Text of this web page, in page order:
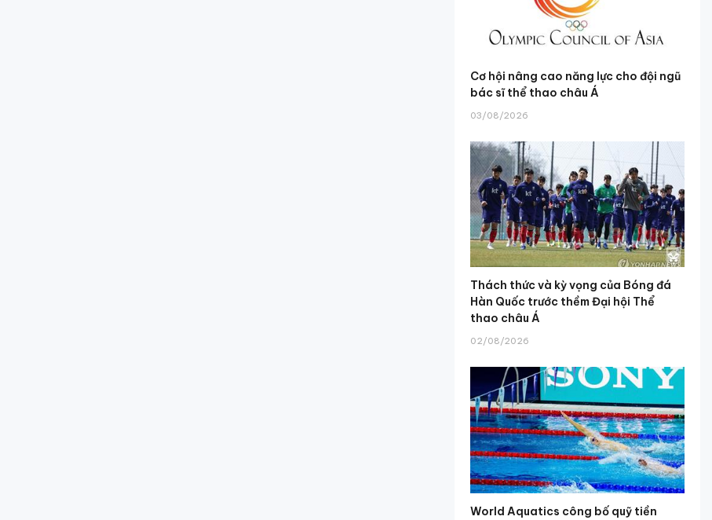
Cơ hội nâng cao năng lực cho đội ngũ
bác sĩ thể thao châu Á
03/08/2026
Thách thức và kỳ vọng của Bóng đá
Hàn Quốc trước thềm Đại hội Thể
thao châu Á
02/08/2026
World Aquatics công bố quỹ tiền